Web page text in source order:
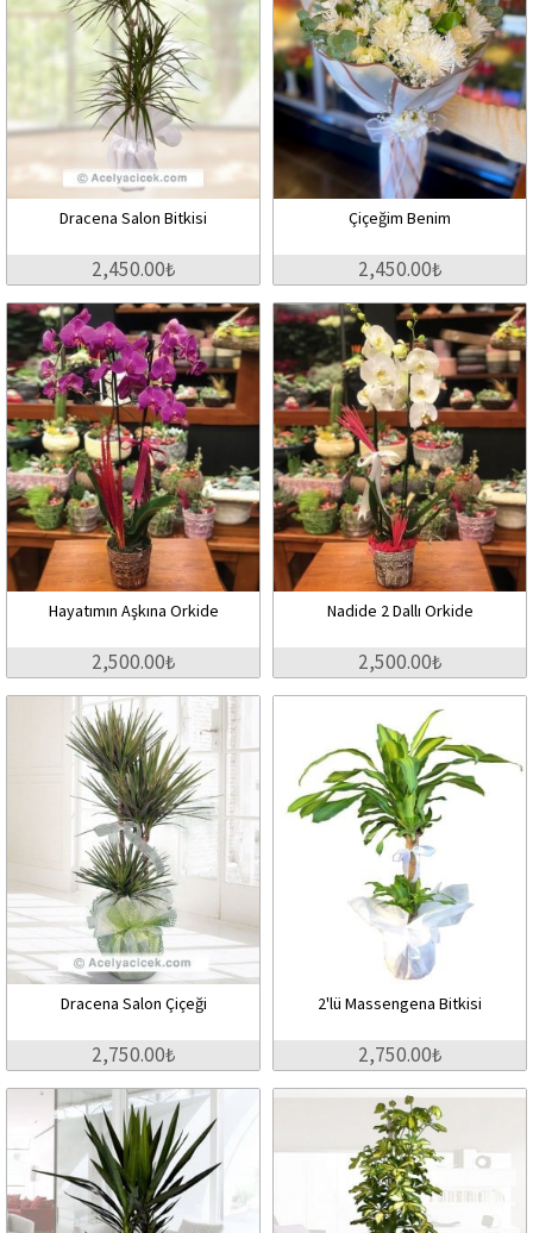
Dracena Salon Bitkisi
2,450.00₺
Çiçeğim Benim
2,450.00₺
Hayatımın Aşkına Orkide
2,500.00₺
Nadide 2 Dallı Orkide
2,500.00₺
Dracena Salon Çiçeği
2,750.00₺
2'lü Massengena Bitkisi
2,750.00₺